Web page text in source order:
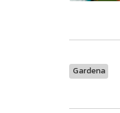
Gardena